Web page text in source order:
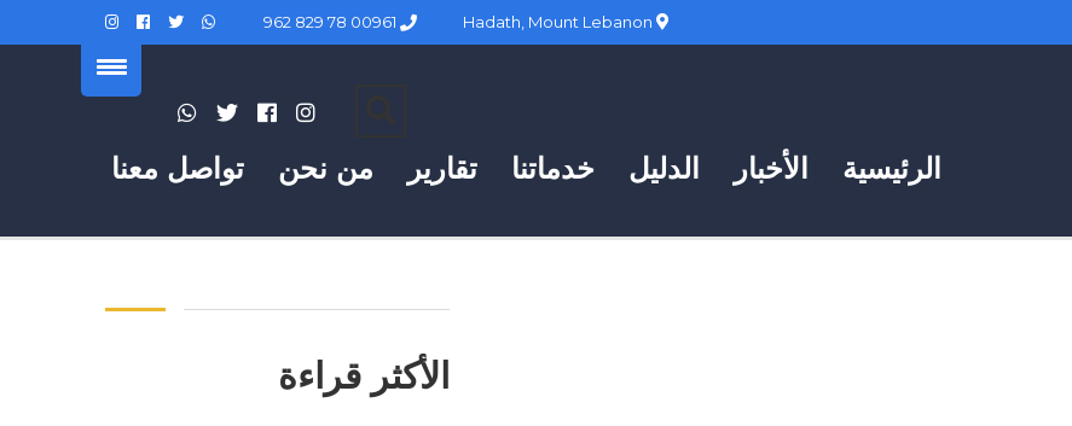
تواصل معنا من نحن تقارير خدماتنا الدليل الأخبار الرئيسية
الأكثر قراءة